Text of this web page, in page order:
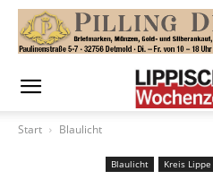
Start Blaulicht
Blaulicht Kreis Lippe